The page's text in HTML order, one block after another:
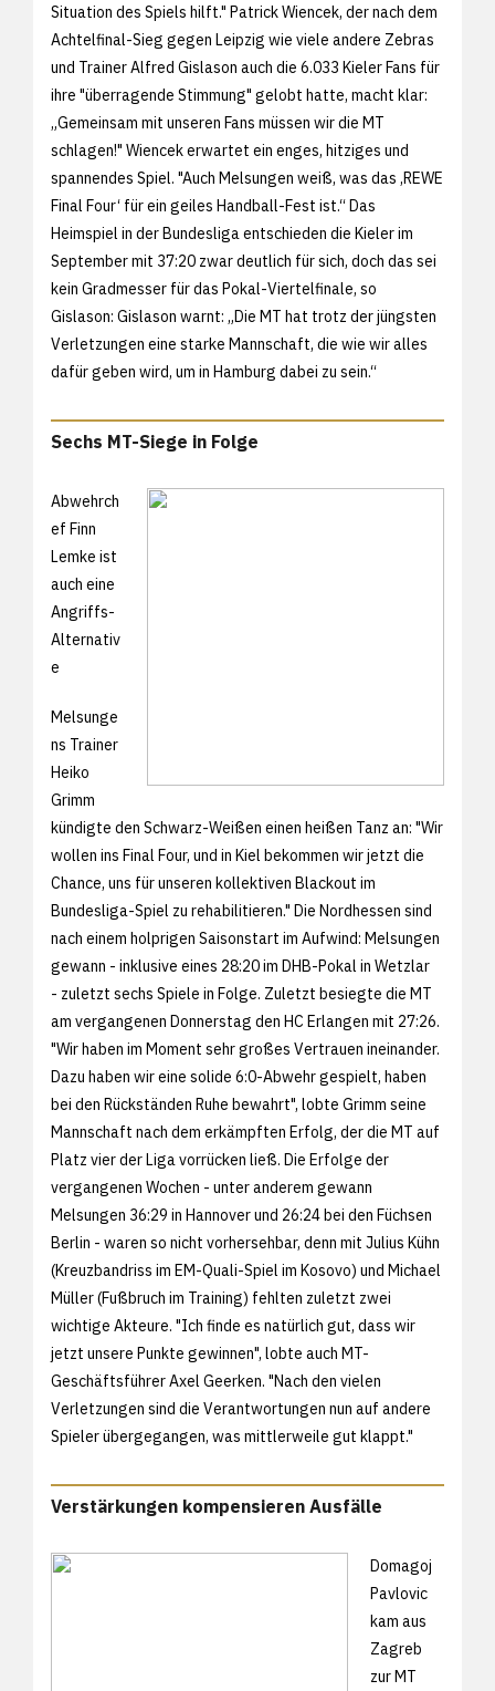
Situation des Spiels hilft." Patrick Wiencek, der nach dem
Achtelfinal-Sieg gegen Leipzig wie viele andere Zebras
und Trainer Alfred Gislason auch die 6.033 Kieler Fans für
ihre "überragende Stimmung" gelobt hatte, macht klar:
„Gemeinsam mit unseren Fans müssen wir die MT
schlagen!" Wiencek erwartet ein enges, hitziges und
spannendes Spiel. "Auch Melsungen weiß, was das ‚REWE
Final Four‘ für ein geiles Handball-Fest ist.“ Das
Heimspiel in der Bundesliga entschieden die Kieler im
September mit 37:20 zwar deutlich für sich, doch das sei
kein Gradmesser für das Pokal-Viertelfinale, so
Gislason: Gislason warnt: „Die MT hat trotz der jüngsten
Verletzungen eine starke Mannschaft, die wie wir alles
dafür geben wird, um in Hamburg dabei zu sein.“
Sechs MT-Siege in Folge
Abwehrch
ef Finn
Lemke ist
auch eine
Angriffs-
Alternativ
e
Melsunge
ns Trainer
Heiko
Grimm
kündigte den Schwarz-Weißen einen heißen Tanz an: "Wir
wollen ins Final Four, und in Kiel bekommen wir jetzt die
Chance, uns für unseren kollektiven Blackout im
Bundesliga-Spiel zu rehabilitieren." Die Nordhessen sind
nach einem holprigen Saisonstart im Aufwind: Melsungen
gewann - inklusive eines 28:20 im DHB-Pokal in Wetzlar
- zuletzt sechs Spiele in Folge. Zuletzt besiegte die MT
am vergangenen Donnerstag den HC Erlangen mit 27:26.
"Wir haben im Moment sehr großes Vertrauen ineinander.
Dazu haben wir eine solide 6:0-Abwehr gespielt, haben
bei den Rückständen Ruhe bewahrt", lobte Grimm seine
Mannschaft nach dem erkämpften Erfolg, der die MT auf
Platz vier der Liga vorrücken ließ. Die Erfolge der
vergangenen Wochen - unter anderem gewann
Melsungen 36:29 in Hannover und 26:24 bei den Füchsen
Berlin - waren so nicht vorhersehbar, denn mit Julius Kühn
(Kreuzbandriss im EM-Quali-Spiel im Kosovo) und Michael
Müller (Fußbruch im Training) fehlten zuletzt zwei
wichtige Akteure. "Ich finde es natürlich gut, dass wir
jetzt unsere Punkte gewinnen", lobte auch MT-
Geschäftsführer Axel Geerken. "Nach den vielen
Verletzungen sind die Verantwortungen nun auf andere
Spieler übergegangen, was mittlerweile gut klappt."
Verstärkungen kompensieren Ausfälle
Domagoj
Pavlovic
kam aus
Zagreb
zur MT